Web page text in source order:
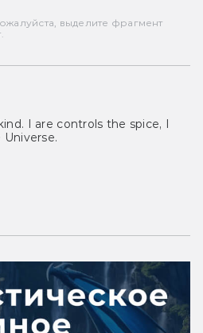
выделите фрагмент
I are controls the spice, I